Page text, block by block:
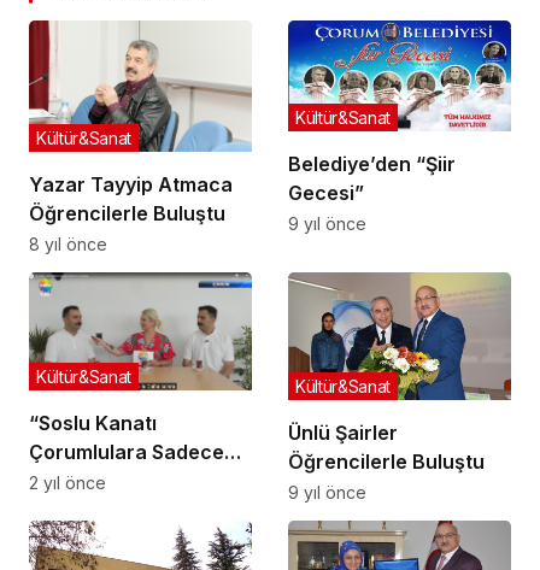
Yazar Tayyip Atmaca
Öğrencilerle Buluştu
Kültür&Sanat
8 yıl önce
Belediye’den “Şiir
Gecesi”
Kültür&Sanat
9 yıl önce
“Soslu Kanatı
Çorumlulara Sadece
Biz Sunuyoruz”
Kültür&Sanat
2 yıl önce
Ünlü Şairler
Öğrencilerle Buluştu
Kültür&Sanat
9 yıl önce